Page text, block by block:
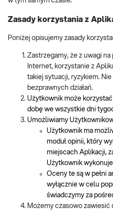
Zasady korzystania z
Poniżej opisujemy zasady
Zastrzegamy, że z uwagi
Internet, korzystanie z
takiej sytuacji, ryzykiem.
bezprawnych działań.
Użytkownik może
dobę we wszystkie dni
Umożliwiamy
Użytkownik ma
moduł opinii, który
miejscach Aplikacji,
Użytkownik
Oceny te są w pełni
wyłącznie w celu
świadczymy za
Możemy czasowo zawiesić